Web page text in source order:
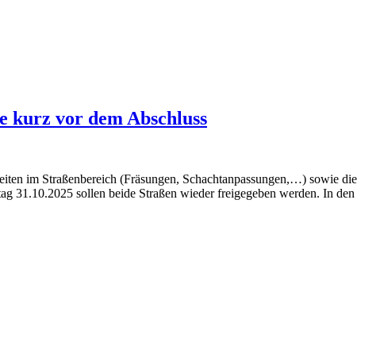
kurz vor dem Abschluss
im Straßenbereich (Fräsungen, Schachtanpassungen,…) sowie die
31.10.2025 sollen beide Straßen wieder freigegeben werden. In den